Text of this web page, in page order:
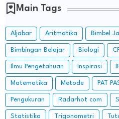
Main Tags
Aljabar Aritmatika Bimbel
Bimbingan Belajar Biologi
Ilmu Pengetahuan Inspirasi
Matematika Metode PAT
Pengukuran Radarhot com
Statistika Trigonometri